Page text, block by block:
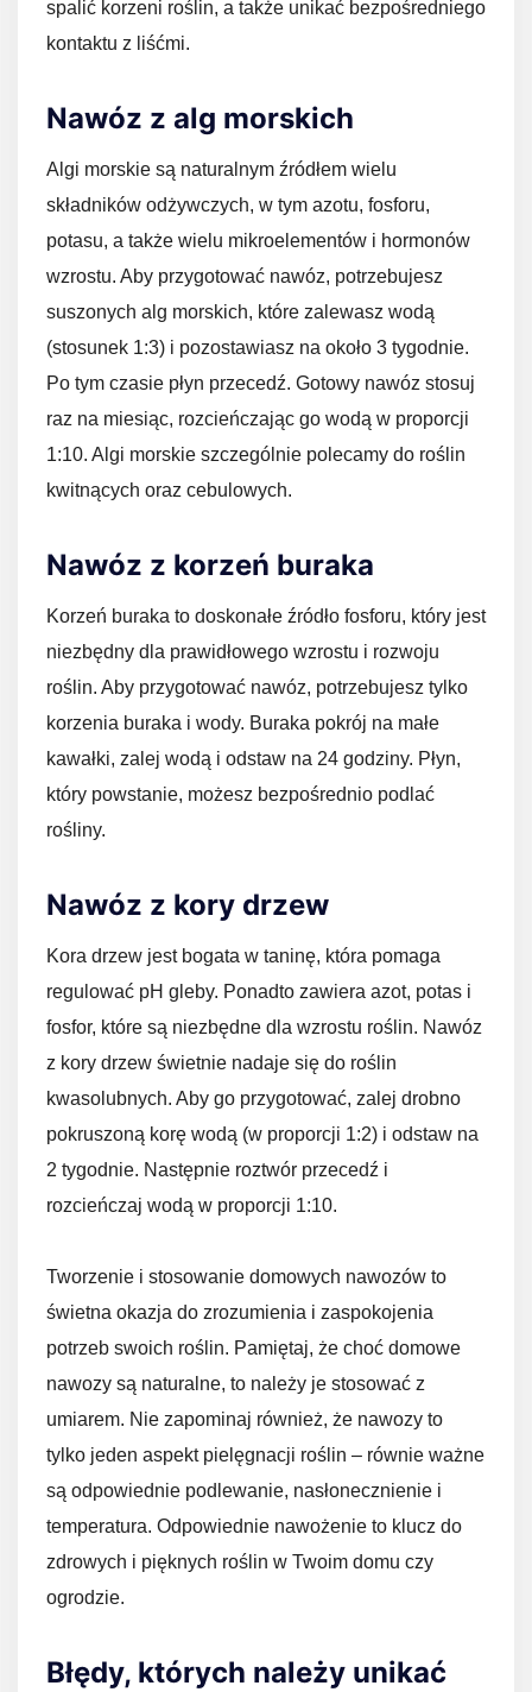
spalić korzeni roślin, a także unikać bezpośredniego
kontaktu z liśćmi.
Nawóz z alg morskich
Algi morskie są naturalnym źródłem wielu
składników odżywczych, w tym azotu, fosforu,
potasu, a także wielu mikroelementów i hormonów
wzrostu. Aby przygotować nawóz, potrzebujesz
suszonych alg morskich, które zalewasz wodą
(stosunek 1:3) i pozostawiasz na około 3 tygodnie.
Po tym czasie płyn przecedź. Gotowy nawóz stosuj
raz na miesiąc, rozcieńczając go wodą w proporcji
1:10. Algi morskie szczególnie polecamy do roślin
kwitnących oraz cebulowych.
Nawóz z korzeń buraka
Korzeń buraka to doskonałe źródło fosforu, który jest
niezbędny dla prawidłowego wzrostu i rozwoju
roślin. Aby przygotować nawóz, potrzebujesz tylko
korzenia buraka i wody. Buraka pokrój na małe
kawałki, zalej wodą i odstaw na 24 godziny. Płyn,
który powstanie, możesz bezpośrednio podlać
rośliny.
Nawóz z kory drzew
Kora drzew jest bogata w taninę, która pomaga
regulować pH gleby. Ponadto zawiera azot, potas i
fosfor, które są niezbędne dla wzrostu roślin. Nawóz
z kory drzew świetnie nadaje się do roślin
kwasolubnych. Aby go przygotować, zalej drobno
pokruszoną korę wodą (w proporcji 1:2) i odstaw na
2 tygodnie. Następnie roztwór przecedź i
rozcieńczaj wodą w proporcji 1:10.
Tworzenie i stosowanie domowych nawozów to
świetna okazja do zrozumienia i zaspokojenia
potrzeb swoich roślin. Pamiętaj, że choć domowe
nawozy są naturalne, to należy je stosować z
umiarem. Nie zapominaj również, że nawozy to
tylko jeden aspekt pielęgnacji roślin – równie ważne
są odpowiednie podlewanie, nasłonecznienie i
temperatura. Odpowiednie nawożenie to klucz do
zdrowych i pięknych roślin w Twoim domu czy
ogrodzie.
Błędy, których należy unikać